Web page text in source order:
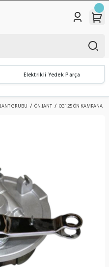
Elektrikli Yedek Parça
JANT GRUBU ÖN JANT CG125 ÖN KAMPANA